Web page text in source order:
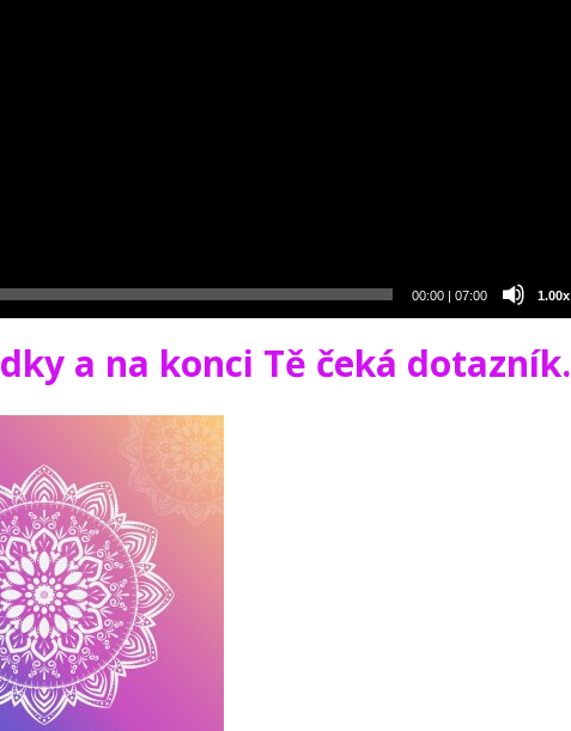
00:00 | 07:00 1.00x
a na konci Tě čeká dotazník.